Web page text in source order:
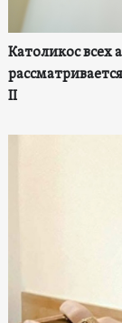
Католикос всех
II